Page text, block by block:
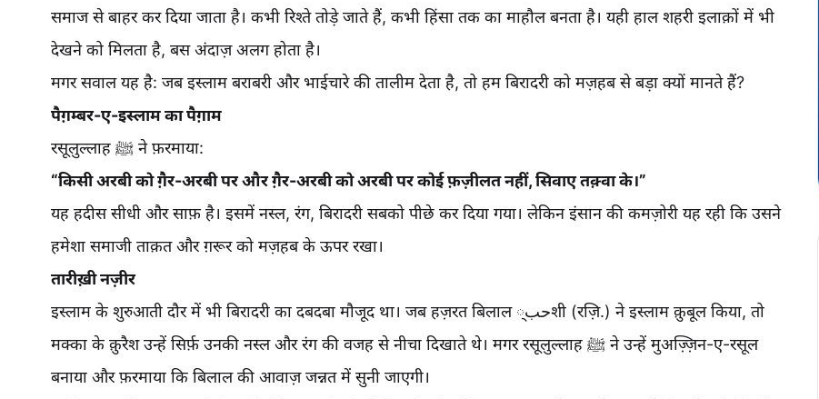
समाज से बाहर कर दिया जाता है। कभी रिश्ते तोड़े जाते हैं, कभी हिंसा तक का माहौल बनता है। यही हाल शहरी इलाक़ों में भी
देखने को मिलता है, बस अंदाज़ अलग होता है।
मगर सवाल यह है: जब इस्लाम बराबरी और भाईचारे की तालीम देता है, तो हम बिरादरी को मज़हब से बड़ा क्यों मानते हैं?
पैग़म्बर-ए-इस्लाम का पैग़ाम
रसूलुल्लाह ﷺ ने फ़रमाया:
“किसी अरबी को ग़ैर-अरबी पर और ग़ैर-अरबी को अरबी पर कोई फ़ज़ीलत नहीं, सिवाए तक़्वा के।”
यह हदीस सीधी और साफ़ है। इसमें नस्ल, रंग, बिरादरी सबको पीछे कर दिया गया। लेकिन इंसान की कमज़ोरी यह रही कि उसने
हमेशा समाजी ताक़त और ग़रूर को मज़हब के ऊपर रखा।
तारीख़ी नज़ीर
इस्लाम के शुरुआती दौर में भी बिरादरी का दबदबा मौजूद था। जब हज़रत बिलाल حب्शी (रज़ि.) ने इस्लाम क़ुबूल किया, तो
मक्का के क़ुरैश उन्हें सिर्फ़ उनकी नस्ल और रंग की वजह से नीचा दिखाते थे। मगर रसूलुल्लाह ﷺ ने उन्हें मुअज़्ज़िन-ए-रसूल
बनाया और फ़रमाया कि बिलाल की आवाज़ जन्नत में सुनी जाएगी।